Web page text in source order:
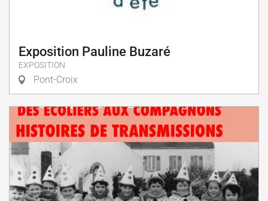
Exposition Pauline Buzaré
EXPOSITION
Pont-Croix